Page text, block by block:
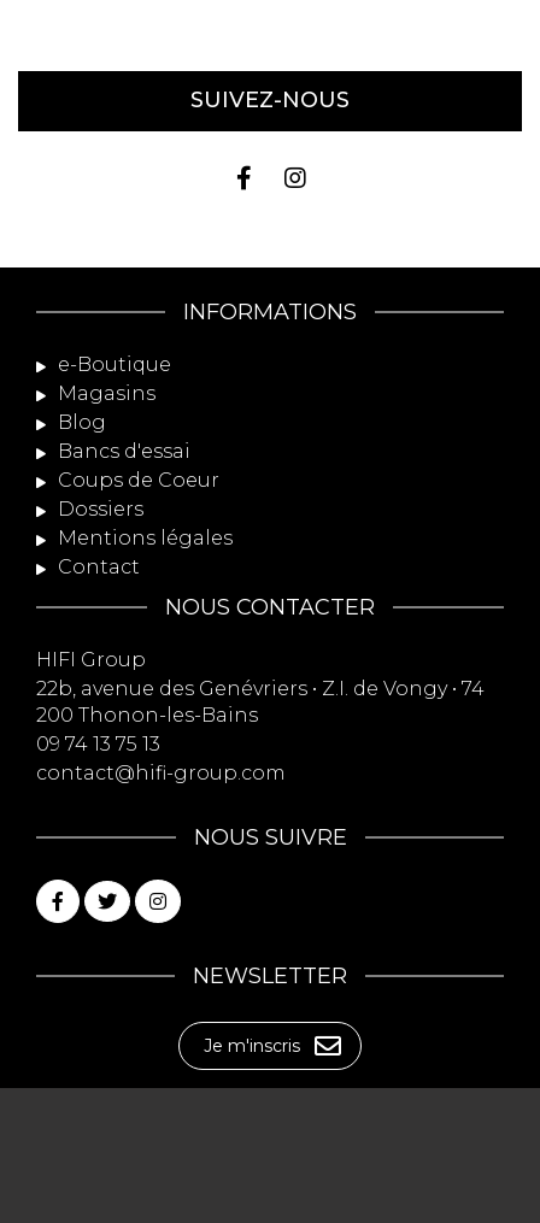
SUIVEZ-NOUS
INFORMATIONS
e-Boutique
Magasins
Blog
Bancs d'essai
Coups de Coeur
Dossiers
Mentions légales
Contact
NOUS CONTACTER
HIFI Group
22b, avenue des Genévriers • Z.I. de Vongy • 74
200 Thonon-les-Bains
09 74 13 75 13
contact@hifi-group.com
NOUS SUIVRE
NEWSLETTER
Je m'inscris